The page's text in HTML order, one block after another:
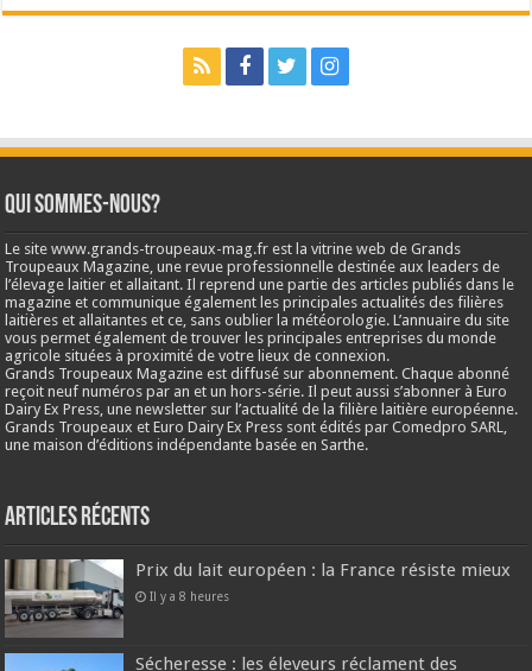
Qui sommes-nous?
Le site www.grands-troupeaux-mag.fr est la vitrine web de Grands
Troupeaux Magazine, une revue professionnelle destinée aux leaders de
l’élevage laitier et allaitant. Il reprend une partie des articles publiés dans le
magazine et communique également les principales actualités des filières
laitières et allaitantes et ce, sans oublier la météorologie. L’annuaire du site
vous permet également de trouver les principales entreprises du monde
agricole situées à proximité de votre lieux de connexion.
Grands Troupeaux Magazine est diffusé sur abonnement. Chaque abonné
reçoit neuf numéros par an et un hors-série. Il peut aussi s’abonner à Euro
Dairy Ex Press, une newsletter sur l’actualité de la filière laitière européenne.
Grands Troupeaux et Euro Dairy Ex Press sont édités par Comedpro SARL,
une maison d’éditions indépendante basée en Sarthe.
Articles récents
Prix du lait européen : la France résiste mieux
Il y a 8 heures
Sécheresse : les éleveurs réclament des